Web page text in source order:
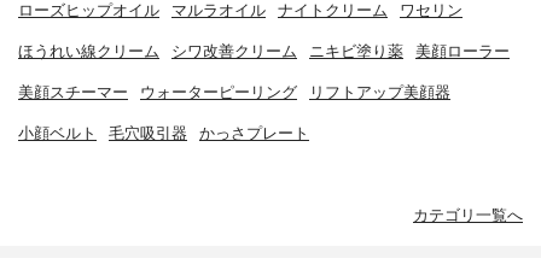
ローズヒップオイル マルラオイル ナイトクリーム ワセリン
ほうれい線クリーム シワ改善クリーム ニキビ塗り薬 美顔ローラー
美顔スチーマー ウォーターピーリング リフトアップ美顔器
小顔ベルト 毛穴吸引器 かっさプレート
カテゴリ一覧へ